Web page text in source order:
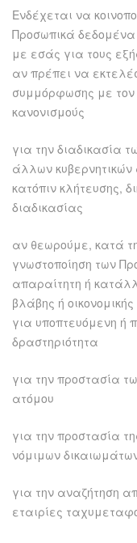
Ενδέχεται να
Προσωπικά
με εσάς για τους
αν πρέπει να
συμμόρφωσης με τον
κανονισμούς
για την διαδικασία
άλλων
κατόπιν κλήτευσης,
διαδικασίας
αν θεωρούμε, κατά
γνωστοποίηση των
απαραίτητη ή
βλάβης ή
για υποπτευόμενη ή
δραστηριότητα
για την προστασία
ατόμου
για την προστασία
νόμιμων
για την αναζήτηση
εταιρίες